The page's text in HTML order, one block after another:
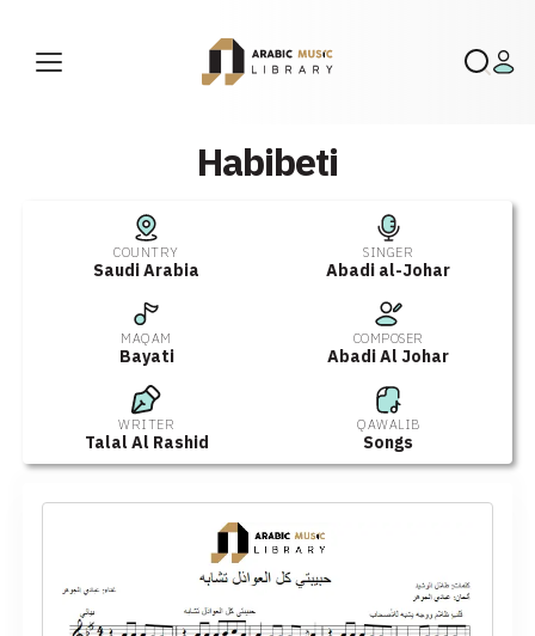
Habibeti
COUNTRY
Saudi Arabia
SINGER
Abadi al-Johar
MAQAM
Bayati
COMPOSER
Abadi Al Johar
WRITER
Talal Al Rashid
QAWALIB
Songs